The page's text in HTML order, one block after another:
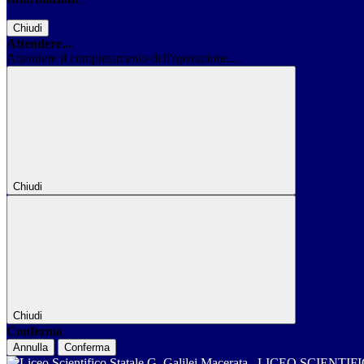
Chiudi
Attendere...
Attendere il completamento dell'operazione...
Chiudi
Chiudi
Conferma
Annulla Conferma